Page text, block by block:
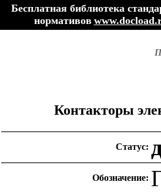
Бесплатная библиотека
нормативов
Контакторы
Статус:
Обозначение: